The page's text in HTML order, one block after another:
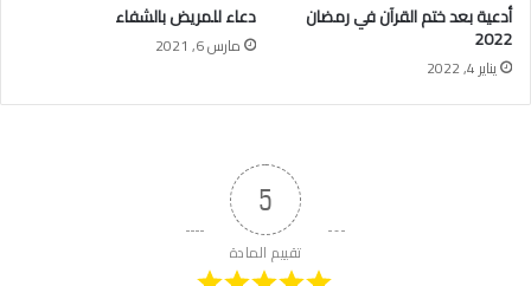
أدعية بعد ختم القرآن في رمضان
2022
يناير 4, 2022
دعاء للمريض بالشفاء
مارس 6, 2021
5
تقييم المادة